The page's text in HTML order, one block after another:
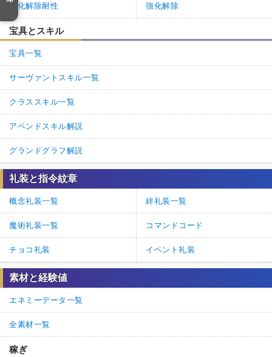
強化解除耐性 強化解除
宝具とスキル
宝具一覧
サーヴァントスキル一覧
クラススキル一覧
アペンドスキル解説
グランドグラフ解説
礼装と指令紋章
概念礼装一覧 絆礼装一覧
魔術礼装一覧 コマンドコード
チョコ礼装 イベント礼装
素材と経験値
エネミーデータ一覧
全素材一覧
稼ぎ